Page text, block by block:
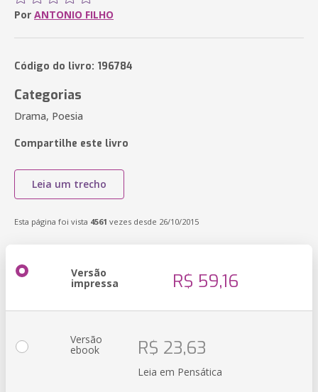
Por ANTONIO FILHO
Código do livro: 196784
Categorias
Drama, Poesia
Compartilhe este livro
Leia um trecho
Esta página foi vista 4561 vezes desde 26/10/2015
Versão
impressa R$ 59,16
Versão
ebook R$ 23,63
Leia em Pensática